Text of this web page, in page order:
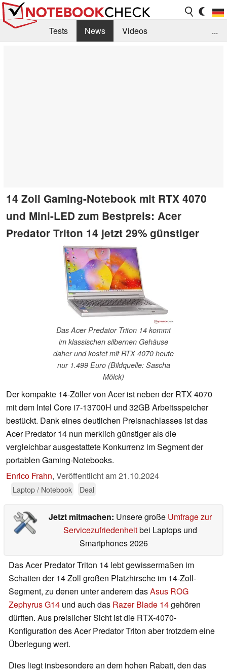
Tests News
Videos
...
14 Zoll Gaming-Notebook mit RTX 4070
und Mini-LED zum Bestpreis: Acer
Predator Triton 14 jetzt 29% günstiger
Das Acer Predator Triton 14 kommt
im klassischen silbernen Gehäuse
daher und kostet mit RTX 4070 heute
nur 1.499 Euro (Bildquelle: Sascha
Mölck)
Der kompakte 14-Zöller von Acer ist neben der RTX 4070
mit dem Intel Core i7-13700H und 32GB Arbeitsspeicher
bestückt. Dank eines deutlichen Preisnachlasses ist das
Acer Predator 14 nun merklich günstiger als die
vergleichbar ausgestattete Konkurrenz im Segment der
portablen Gaming-Notebooks.
Enrico Frahn, Veröffentlicht am21.10.2024
Laptop / Notebook Deal
Jetzt mitmachen: Unsere große Umfrage zur
Servicezufriedenheitbei Laptops und
Smartphones 2026
Das Acer Predator Triton 14 lebt gewissermaßen im
Schatten der 14 Zoll großen Platzhirsche im 14-Zoll-
Segment, zu denen unter anderem dasAsus ROG
Zephyrus G14 und auch das Razer Blade 14gehören
dürften. Aus preislicher Sicht ist die RTX-4070-
Konfiguration des Acer Predator Triton aber trotzdem eine
Überlegung wert.
Dies liegt insbesondere an dem hohen Rabatt, den das